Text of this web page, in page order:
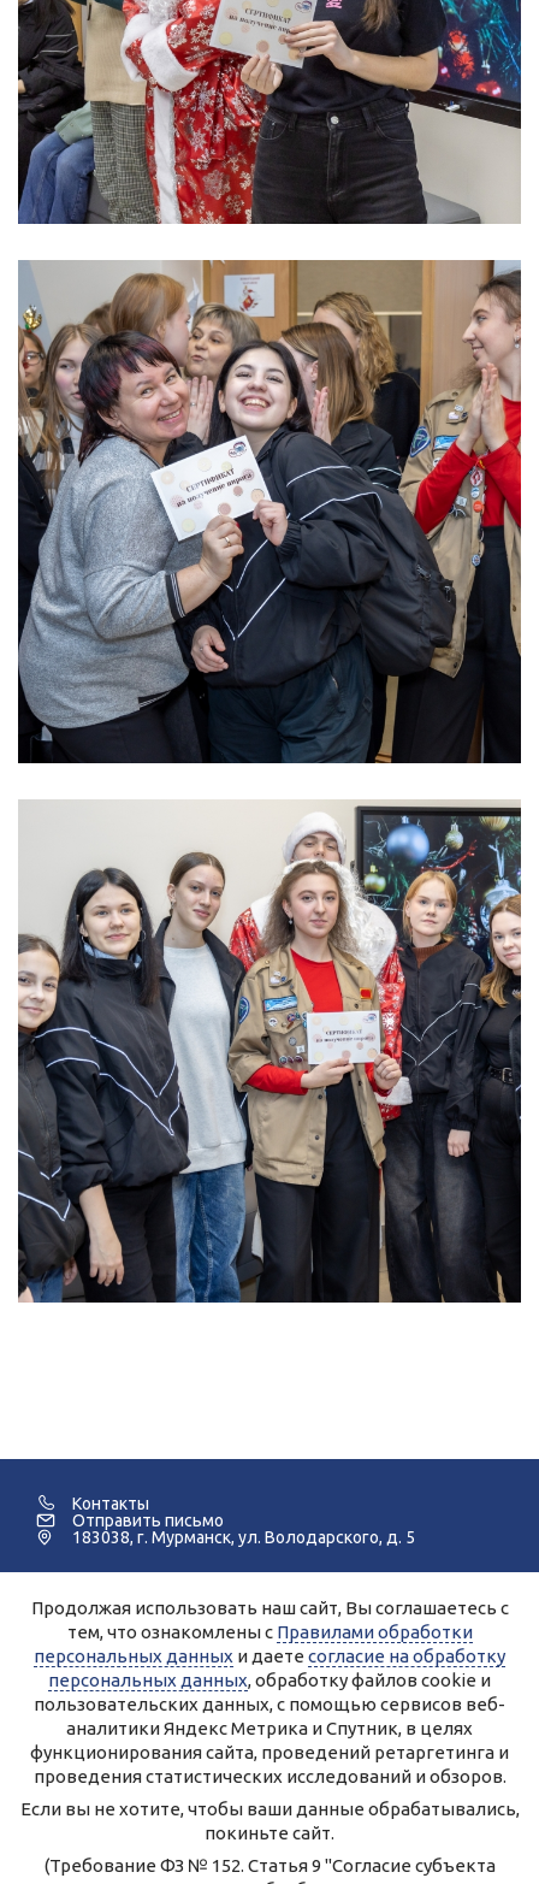
Контакты
Отправить письмо
183038, г. Мурманск, ул. Володарского, д. 5
©2005-2026 Мурманский Педагогический Колледж.
Для улучшения работы сайта и его взаимодействия с
пользователями используются файлы cookie и сервисы веб-
аналитики Яндекс.Метрика, Спутник.
Продолжая работу с сайтом, Вы даете разрешение на
использование cookie-файлов и согласие на обработку данных
сервисами Яндекс.Метрика, Спутник.
Вы всегда можете отключить файлы cookie в настройках Вашего
браузера.
Персональные данные, опубликованные на сайте, размещены с
согласия субъектов персональных данных.
Условия и запреты не установлены.
Правила обработки персональных данных ГАПОУ МО
«Мурманский педагогический колледж»
Согласие на обработку персональных данных
Продолжая использовать наш сайт, Вы соглашаетесь с
тем, что ознакомлены с Правилами обработки
персональных данных и даете согласие на обработку
персональных данных, обработку файлов cookie и
пользовательских данных, с помощью сервисов веб-
аналитики Яндекс Метрика и Спутник, в целях
функционирования сайта, проведений ретаргетинга и
проведения статистических исследований и обзоров.
Если вы не хотите, чтобы ваши данные обрабатывались,
покиньте сайт.
(Требование ФЗ № 152. Статья 9 "Согласие субъекта